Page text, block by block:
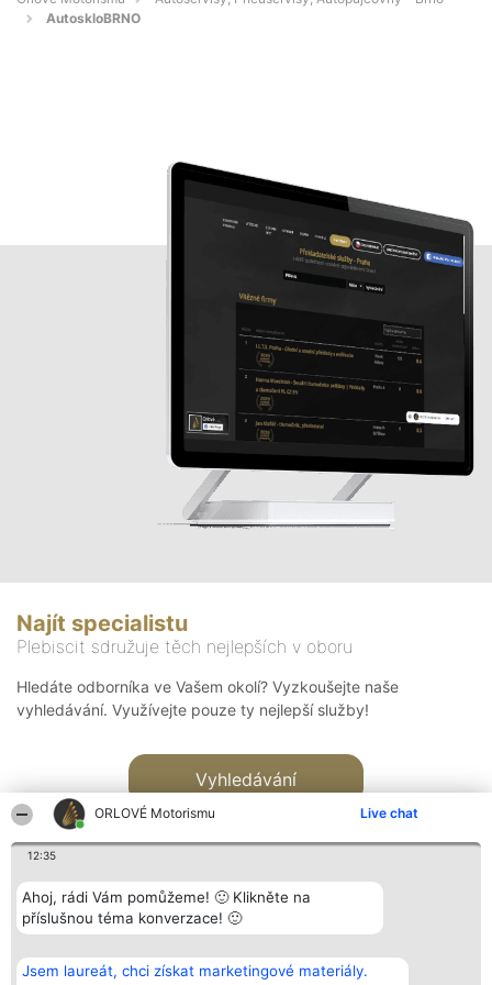
ORLOVÉ Motorismu Live chat
12:35
Ahoj, rádi Vám pomůžeme! 🙂 Klikněte na
příslušnou téma konverzace! 🙂
Jsem laureát, chci získat marketingové materiály.
AutoskloBRNO
Najít specialistu
Plebiscit sdružuje těch nejlepších v oboru
Hledáte odborníka ve Vašem okolí? Vyzkoušejte naše
vyhledávání. Využívejte pouze ty nejlepší služby!
Vyhledávání
Bright Side Solutions sp. z o.
o. sp. k.
Vítězové
Seznam všech
Kontakt